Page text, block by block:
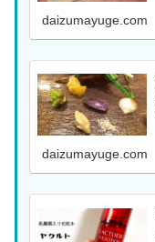
daizumayuge.com
daizumayuge.com